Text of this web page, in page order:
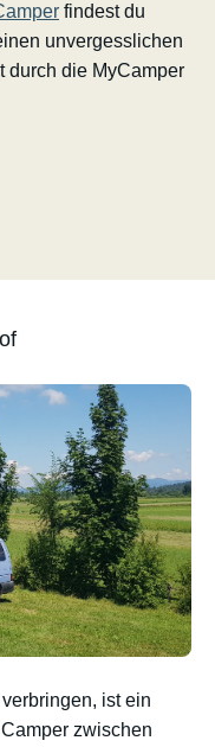
findest du
unvergesslichen
durch die MyCamper
ist ein
zwischen